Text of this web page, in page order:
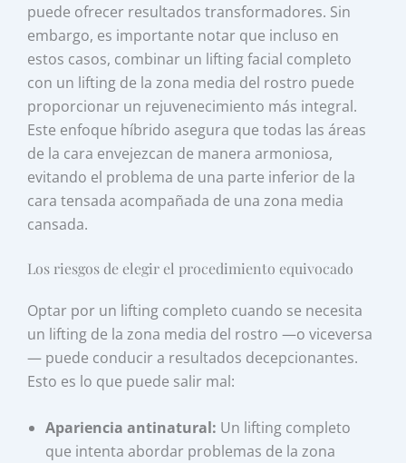
puede ofrecer resultados transformadores. Sin
embargo, es importante notar que incluso en
estos casos, combinar un lifting facial completo
con un lifting de la zona media del rostro puede
proporcionar un rejuvenecimiento más integral.
Este enfoque híbrido asegura que todas las áreas
de la cara envejezcan de manera armoniosa,
evitando el problema de una parte inferior de la
cara tensada acompañada de una zona media
cansada.
Los riesgos de elegir el procedimiento equivocado
Optar por un lifting completo cuando se necesita
un lifting de la zona media del rostro —o viceversa
— puede conducir a resultados decepcionantes.
Esto es lo que puede salir mal:
Apariencia antinatural: Un lifting completo
que intenta abordar problemas de la zona